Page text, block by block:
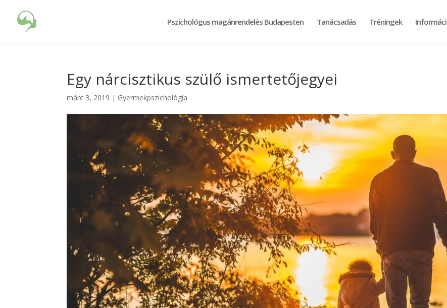
Pszichológus magánrendelés Budapesten Tanácsadás Tréningek
Egy nárcisztikus szülő ismertetőjegyei
márc 3, 2019 | Gyermekpszichológia